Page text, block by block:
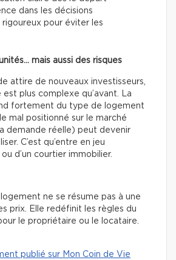
dans les décisions
pour éviter les
mais aussi des risques
attire de nouveaux investisseurs,
plus complexe qu’avant. La
fortement du type de logement
mal positionné sur le marché
demande réelle) peut devenir
C’est qu’entre en jeu
ou d’un courtier immobilier.
ne se résume pas à une
prix. Elle redéfinit les règles du
le propriétaire ou le locataire.
publié sur Mon Coin de Vie